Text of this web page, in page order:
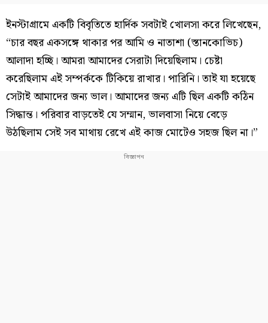
ইনস্টাগ্রামে একটি বিবৃতিতে হার্দিক সবটাই খোলসা করে লিখেছেন,
“চার বছর একসঙ্গে থাকার পর আমি ও নাতাশা (স্তানকোভিচ)
আলাদা হচ্ছি। আমরা আমাদের সেরাটা দিয়েছিলাম। চেষ্টা
করেছিলাম এই সম্পর্ককে টিকিয়ে রাখার। পারিনি। তাই যা হয়েছে
সেটাই আমাদের জন্য ভাল। আমাদের জন্য এটি ছিল একটি কঠিন
সিদ্ধান্ত। পরিবার বাড়তেই যে সম্মান, ভালবাসা নিয়ে বেড়ে
উঠছিলাম সেই সব মাথায় রেখে এই কাজ মোটেও সহজ ছিল না।”